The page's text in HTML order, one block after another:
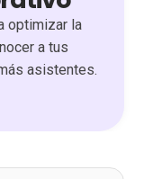
optimizar la
a tus
asistentes.